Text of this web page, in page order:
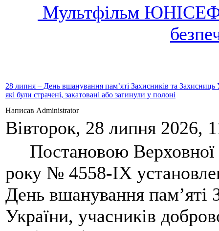
Мультфільм ЮНІСЕФ
28 липня – День вшанування пам’яті Захисників та
які були страчені, закатовані або загинули у полоні
Написав Administrator
Вівторок, 28 липня 2026,
Постановою Верховної
року № 4558-IX
День вшанування пам’яті
України, учасників